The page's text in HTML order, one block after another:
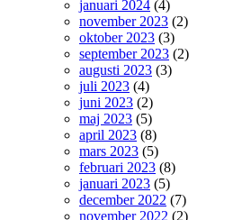
januari 2024 (4)
november 2023 (2)
oktober 2023 (3)
september 2023 (2)
augusti 2023 (3)
juli 2023 (4)
juni 2023 (2)
maj 2023 (5)
april 2023 (8)
mars 2023 (5)
februari 2023 (8)
januari 2023 (5)
december 2022 (7)
november 2022 (2)